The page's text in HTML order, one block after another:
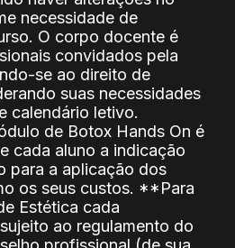
necessidade de
O corpo docente é
convidados pela
se ao direito de
suas necessidades
calendário letivo.
de Botox Hands On é
cada aluno a indicação
para a aplicação dos
os seus custos. **Para
Estética cada
ao regulamento do